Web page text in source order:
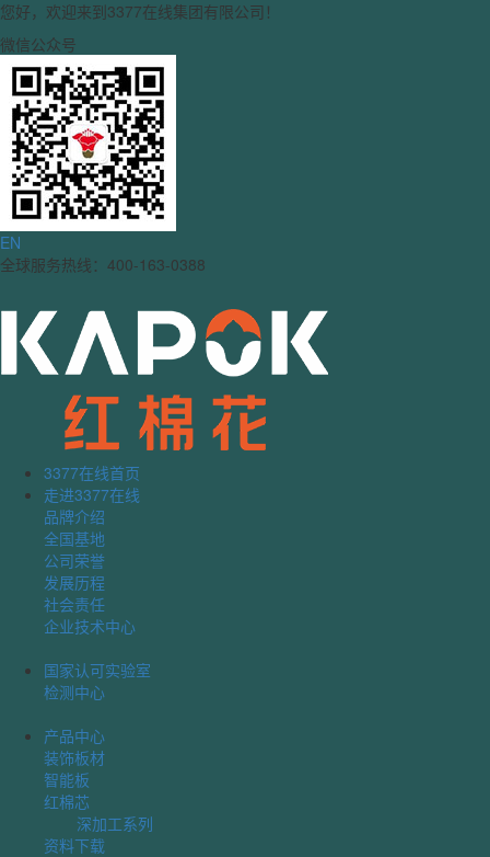
您好，欢迎来到3377在线集团有限公司！
微信公众号
EN
全球服务热线：400-163-0388
3377在线首页
走进3377在线
品牌介绍
全国基地
公司荣誉
发展历程
社会责任
企业技术中心
国家认可实验室
检测中心
产品中心
装饰板材
智能板
红棉芯
深加工系列
资料下载